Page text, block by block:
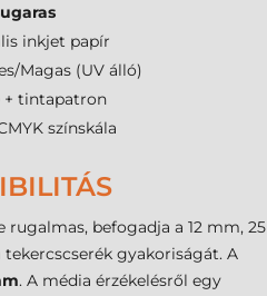
inkjet papír
Magas (UV álló)
+ tintapatron
színskála
rugalmas, befogadja a 12 mm, 25
gyakoriságát. A
. A média érzékelésről egy